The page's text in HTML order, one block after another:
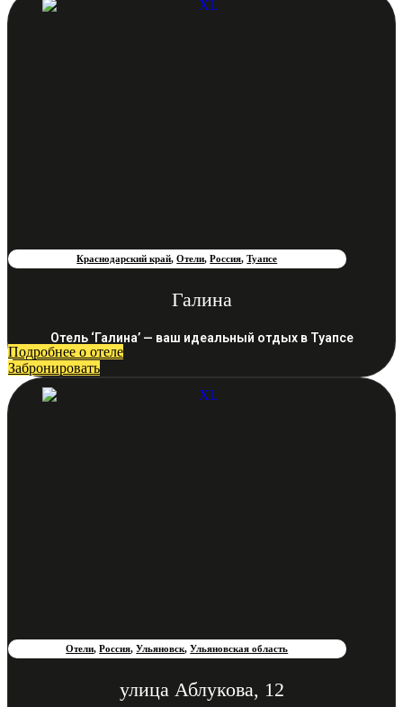
Краснодарский край,Отели,Россия,Туапсе
Галина
Отель ‘Галина’ — ваш идеальный отдых в Туапсе
Подробнее о отеле
Забронировать
Отели,Россия,Ульяновск,Ульяновская область
улица Аблукова, 12